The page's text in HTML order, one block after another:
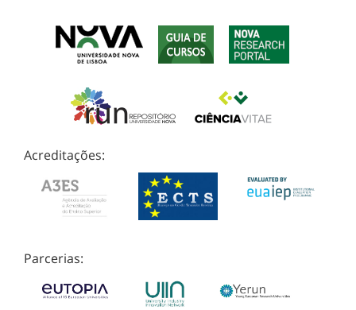
Acreditações:
Parcerias: